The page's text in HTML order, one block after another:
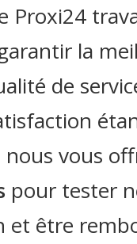
Proxi24
la
de
vous
pour tester
et être